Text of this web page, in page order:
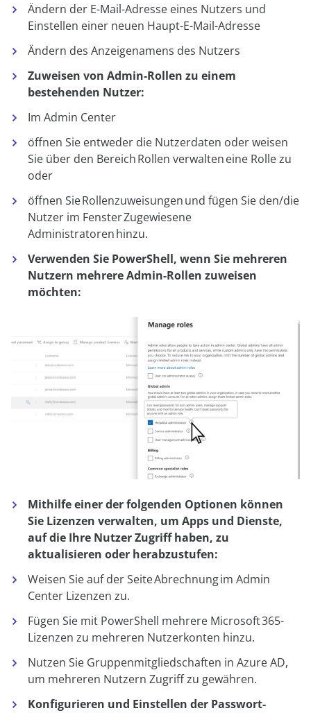
Ändern der E-Mail-Adresse eines Nutzers und
Einstellen einer neuen Haupt-E-Mail-Adresse
Ändern des Anzeigenamens des Nutzers
Zuweisen von Admin-Rollen zu einem
bestehenden Nutzer:
Im Admin Center
öffnen Sie entweder die Nutzerdaten oder weisen
Sie über den BereichRollen verwalteneine Rolle zu
oder
öffnen SieRollenzuweisungenund fügen Sie den/die
Nutzer im FensterZugewiesene
Administratorenhinzu.
Verwenden Sie PowerShell, wenn Sie mehreren
Nutzern mehrere Admin-Rollen zuweisen
möchten:
Mithilfe einer der folgenden Optionen können
Sie Lizenzen verwalten, um Apps und Dienste,
auf die Ihre Nutzer Zugriff haben, zu
aktualisieren oder herabzustufen:
Weisen Sie auf der SeiteAbrechnungim Admin
Center Lizenzen zu.
Fügen Sie mit PowerShell mehrere Microsoft 365-
Lizenzen zu mehreren Nutzerkonten hinzu.
Nutzen Sie Gruppenmitgliedschaften in Azure AD,
um mehreren Nutzern Zugriff zu gewähren.
Konfigurieren und Einstellen der Passwort-